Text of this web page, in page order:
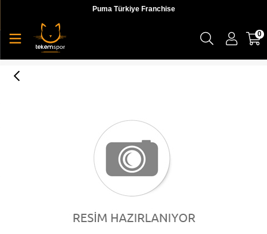
Puma Türkiye Franchise
0
RTG Pants